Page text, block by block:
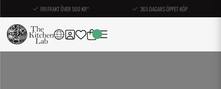
FRI FRAKT ÖVER 500 KR* 365 DAGARS ÖPPET KÖP